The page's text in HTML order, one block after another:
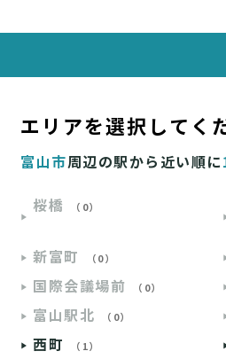
エリアを選択してく
富山市周辺の駅から近い順に
桜橋 （0）
新富町 （0）
国際会議場前 （0）
富山駅北 （0）
西町 （1）